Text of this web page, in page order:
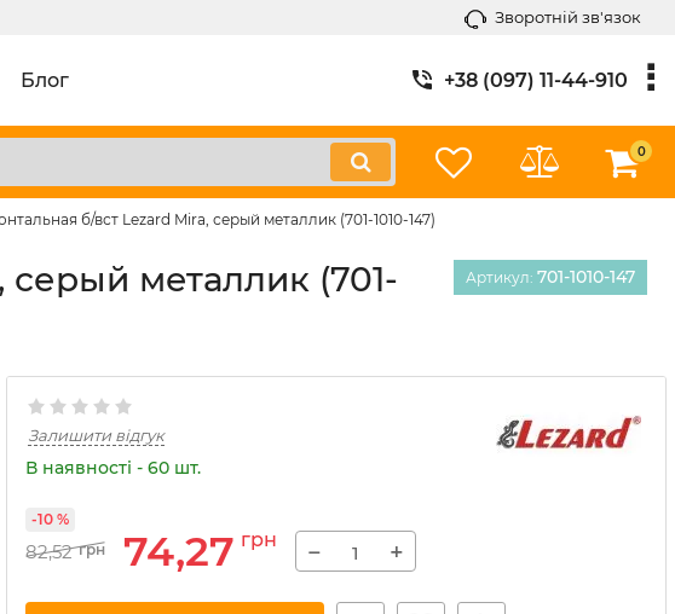
Зворотній зв'язок
Блог +38 (097) 11-44-910
0
б/вст Lezard Mira, серый металлик (701-1010-147)
серый металлик (701-
Артикул: 701-1010-147
Залишити відгук
В наявності - 60 шт.
82,52 грн 74,27 грн
-10 %
− +